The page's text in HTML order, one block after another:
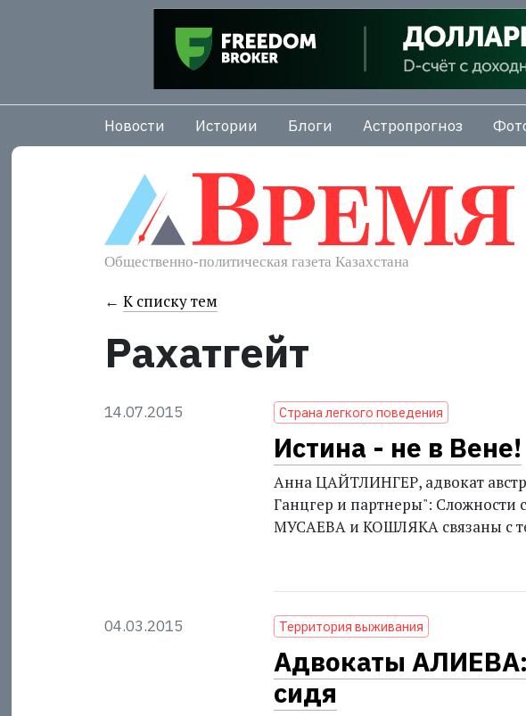
Новости Истории Блоги Астропрогноз
← К списку тем
Рахатгейт
14.07.2015 Страна легкого поведения
Истина - не в Вене!
Анна ЦАЙТЛИНГЕР, адвокат
Ганцгер и партнеры": Сложности
МУСАЕВА и КОШЛЯКА связаны с
04.03.2015 Территория выживания
Адвокаты
сидя